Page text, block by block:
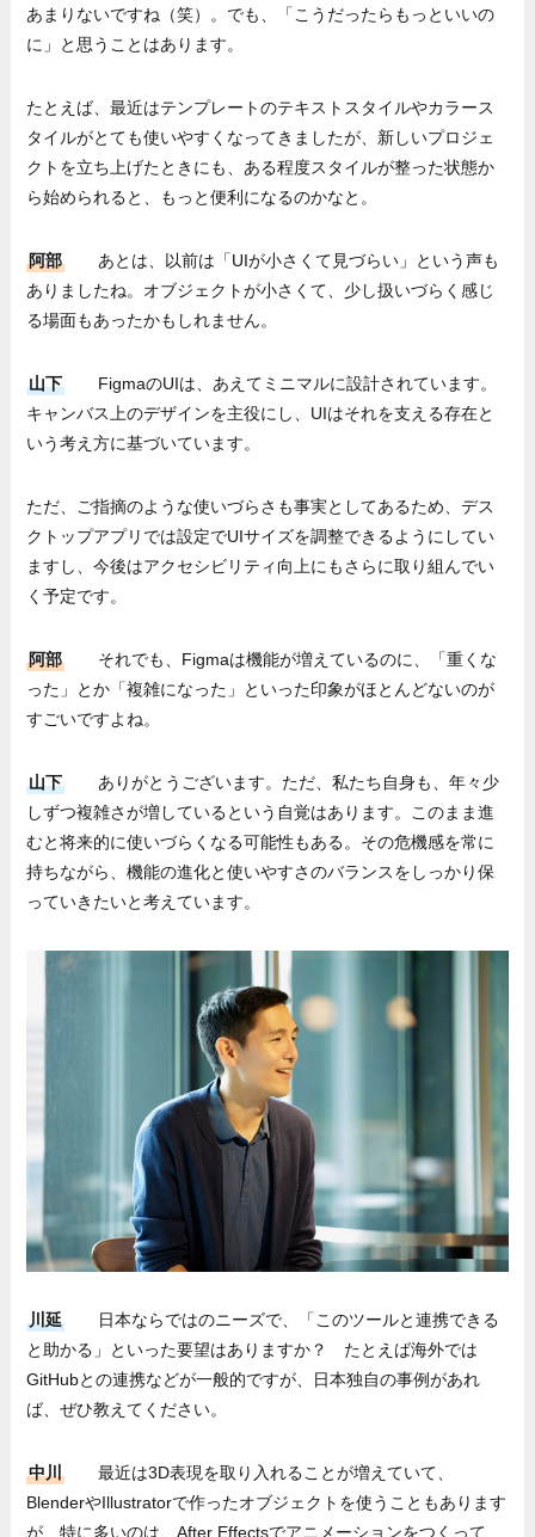
あまりないですね（笑）。でも、「こうだったらもっといいの
に」と思うことはあります。
たとえば、最近はテンプレートのテキストスタイルやカラース
タイルがとても使いやすくなってきましたが、新しいプロジェ
クトを立ち上げたときにも、ある程度スタイルが整った状態か
ら始められると、もっと便利になるのかなと。
阿部
あとは、以前は「UIが小さくて見づらい」という声も
ありましたね。オブジェクトが小さくて、少し扱いづらく感じ
る場面もあったかもしれません。
山下
FigmaのUIは、あえてミニマルに設計されています。
キャンバス上のデザインを主役にし、UIはそれを支える存在と
いう考え方に基づいています。
ただ、ご指摘のような使いづらさも事実としてあるため、デス
クトップアプリでは設定でUIサイズを調整できるようにしてい
ますし、今後はアクセシビリティ向上にもさらに取り組んでい
く予定です。
阿部
それでも、Figmaは機能が増えているのに、「重くな
った」とか「複雑になった」といった印象がほとんどないのが
すごいですよね。
山下
ありがとうございます。ただ、私たち自身も、年々少
しずつ複雑さが増しているという自覚はあります。このまま進
むと将来的に使いづらくなる可能性もある。その危機感を常に
持ちながら、機能の進化と使いやすさのバランスをしっかり保
っていきたいと考えています。
川延
日本ならではのニーズで、「このツールと連携できる
と助かる」といった要望はありますか？ たとえば海外では
GitHubとの連携などが一般的ですが、日本独自の事例があれ
ば、ぜひ教えてください。
中川
最近は3D表現を取り入れることが増えていて、
BlenderやIllustratorで作ったオブジェクトを使うこともあります
が、特に多いのは、After Effectsでアニメーションをつくって